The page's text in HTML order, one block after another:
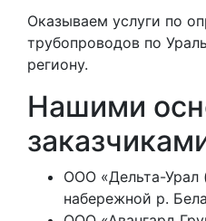
Оказываем услуги по
трубопроводов по
региону.
Нашими
ООО «Дельта-Урал
набережной р.